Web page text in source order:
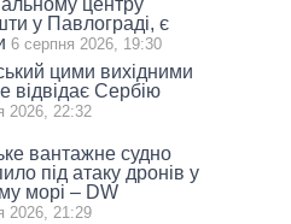
центру
у Павлограді, є
6 серпня 2026, 19:30
цими вихідними
відвідає Сербію
2026, 22:32
вантажне судно
під атаку дронів у
морі – DW
2026, 21:29